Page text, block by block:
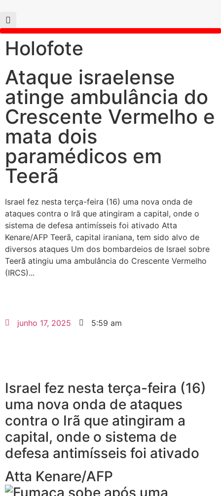
Holofote
Ataque israelense
atinge ambulância do
Crescente Vermelho e
mata dois
paramédicos em
Teerã
Israel fez nesta terça-feira (16) uma nova onda de
ataques contra o Irã que atingiram a capital, onde o
sistema de defesa antimísseis foi ativado Atta
Kenare/AFP Teerã, capital iraniana, tem sido alvo de
diversos ataques Um dos bombardeios de Israel sobre
Teerã atingiu uma ambulância do Crescente Vermelho
(IRCS)...
junho 17, 2025 5:59 am
Israel fez nesta terça-feira (16)
uma nova onda de ataques
contra o Irã que atingiram a
capital, onde o sistema de
defesa antimísseis foi ativado
Atta Kenare/AFP